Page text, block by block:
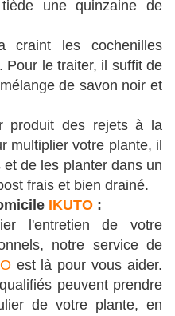
une quinzaine de
craint les cochenilles
Pour le traiter, il suffit de
de savon noir et
produit des rejets à la
multiplier votre plante, il
de les planter dans un
frais et bien drainé.
IKUTO :
l'entretien de votre
notre service de
est là pour vous aider.
peuvent prendre
de votre plante, en